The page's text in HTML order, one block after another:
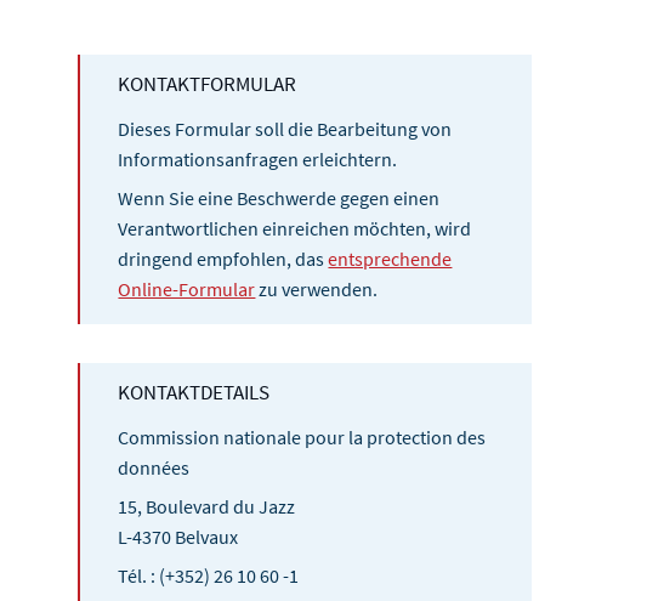
KONTAKTFORMULAR
Dieses Formular soll die Bearbeitung von
Informationsanfragen erleichtern.
Wenn Sie eine Beschwerde gegen einen
Verantwortlichen einreichen möchten, wird
dringend empfohlen, dasentsprechende
Online-Formularzu verwenden.
KONTAKTDETAILS
Commission nationale pour la protection des
données
15, Boulevard du Jazz
L-4370 Belvaux
Tél. : (+352) 26 10 60 -1